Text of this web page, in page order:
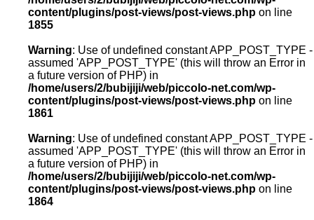
content/plugins/post-views/post-views.php on line
1855
Warning: Use of undefined constant APP_POST_TYPE -
assumed 'APP_POST_TYPE' (this will throw an Error in
a future version of PHP) in
/home/users/2/bubijiji/web/piccolo-net.com/wp-
content/plugins/post-views/post-views.php on line
1861
Warning: Use of undefined constant APP_POST_TYPE -
assumed 'APP_POST_TYPE' (this will throw an Error in
a future version of PHP) in
/home/users/2/bubijiji/web/piccolo-net.com/wp-
content/plugins/post-views/post-views.php on line
1864